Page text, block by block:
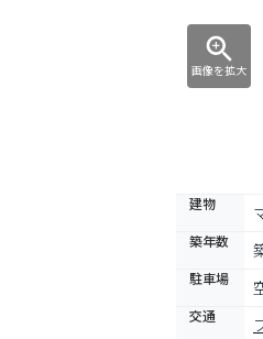
画像を拡大
建物
築年数
駐車場
交通